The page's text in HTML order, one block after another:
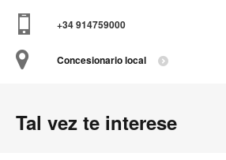
+34 914759000
Concesionario local
Tal vez te interese